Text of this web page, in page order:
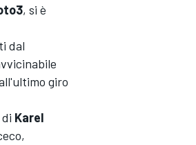
, si è
dal
giro
Karel